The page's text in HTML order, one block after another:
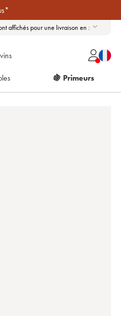
affichés pour une livraison en :
🍇 Primeurs